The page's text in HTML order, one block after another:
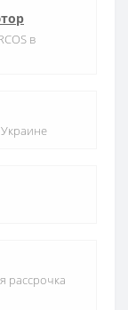
в
рассрочка